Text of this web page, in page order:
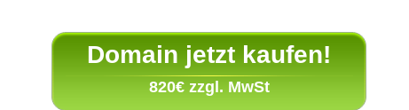
Domain jetzt kaufen!
820€ zzgl. MwSt